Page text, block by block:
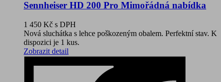
Sennheiser HD 200 Pro Mimořádná nabídka
1 450 Kč s DPH
Nová sluchátka s lehce poškozeným obalem. Perfektní stav. K
dispozici je 1 kus.
Zobrazit detail